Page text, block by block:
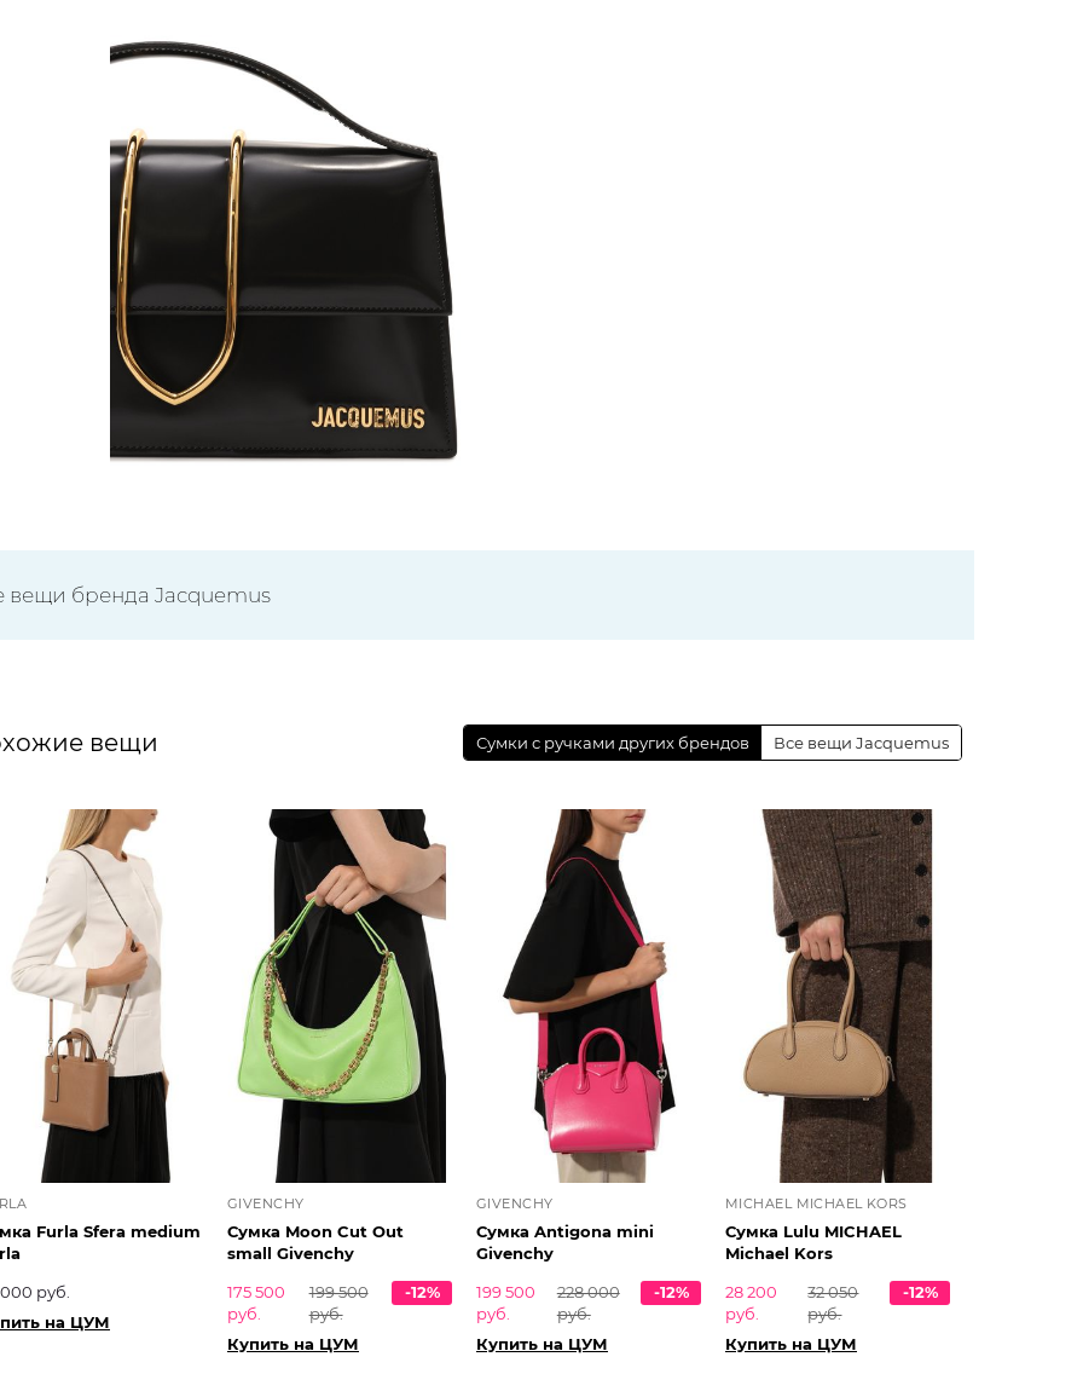
вещи бренда Jacquemus
вещи Сумки с ручками других брендов Все вещи Jacquemus
Furla Sfera medium
руб.
на ЦУМ
GIVENCHY
Сумка Moon Cut Out
small Givenchy
175 500
руб.
199 500
руб.
-12%
Купить на ЦУМ
GIVENCHY
Сумка Antigona mini
Givenchy
199 500
руб.
228 000
руб.
-12%
Купить на ЦУМ
MICHAEL MICHAEL KORS
Сумка Lulu MICHAEL
Michael Kors
28 200
руб.
32 050
руб.
-12%
Купить на ЦУМ